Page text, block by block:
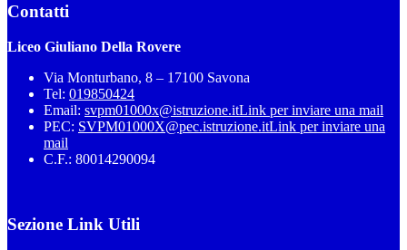
Contatti
Liceo Giuliano Della Rovere
Via Monturbano, 8 – 17100 Savona
Tel: 019850424
Email: svpm01000x@istruzione.itLink per inviare una mail
PEC: SVPM01000X@pec.istruzione.itLink per inviare una
mail
C.F.: 80014290094
Sezione Link Utili